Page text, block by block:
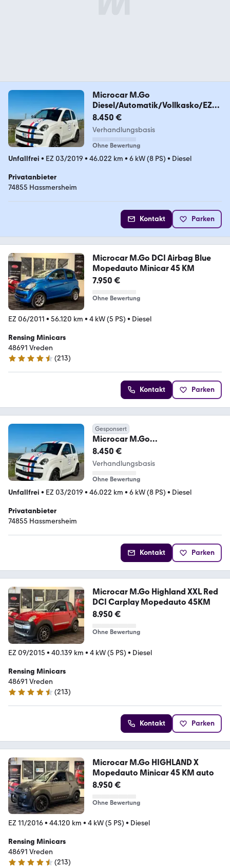
Microcar M.Go
Diesel/Automatik/Vollkasko/EZ
2019/45kmh
8.450 €
Verhandlungsbasis
Ohne Bewertung
Unfallfrei • EZ 03/2019 • 46.022 km • 6 kW (8 PS) • Diesel
Privatanbieter
74855 Hassmersheim
Kontakt Parken
Microcar M.Go DCI Airbag Blue
Mopedauto Minicar 45 KM
7.950 €
Ohne Bewertung
EZ 06/2011 • 56.120 km • 4 kW (5 PS) • Diesel
Rensing Minicars
48691 Vreden
4.7 Sterne
(213)
Kontakt Parken
Gesponsert
Microcar M.Go
Diesel/Automatik/Vollkasko/EZ
2019/45kmh
8.450 €
Verhandlungsbasis
Ohne Bewertung
Unfallfrei • EZ 03/2019 • 46.022 km • 6 kW (8 PS) • Diesel
Privatanbieter
74855 Hassmersheim
Kontakt Parken
Microcar M.Go Highland XXL Red
DCI Carplay Mopedauto 45KM
8.950 €
Ohne Bewertung
EZ 09/2015 • 40.139 km • 4 kW (5 PS) • Diesel
Rensing Minicars
48691 Vreden
4.7 Sterne
(213)
Kontakt Parken
Microcar M.Go HIGHLAND X
Mopedauto Minicar 45 KM auto
8.950 €
Ohne Bewertung
EZ 11/2016• 44.120 km • 4 kW (5 PS) • Diesel
Rensing Minicars
48691 Vreden
(213)